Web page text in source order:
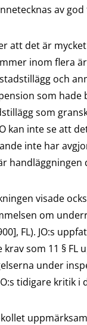
av
att det är
inom flera
och
som hade
som
kan inte se att
inte har
handläggningen
visade
om
FL). JO:s
krav som 11 § FL
under
tidigare kritik i